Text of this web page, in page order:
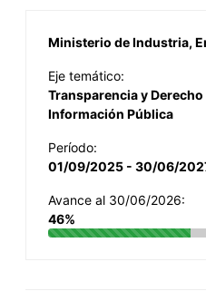
Ministerio de Industria,
Eje temático:
Transparencia y Derecho
Información Pública
Período:
01/09/2025 - 30/06/
Avance al 30/06/2026:
46%